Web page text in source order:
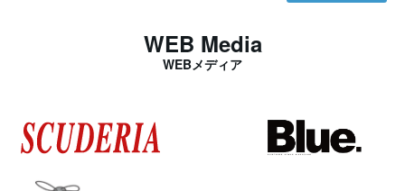
WEB Media
WEBメディア